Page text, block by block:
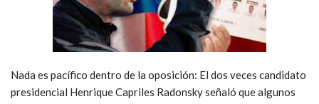
Nada es pacífico dentro de la oposición: El dos veces candidato
presidencial Henrique Capriles Radonsky señaló que algunos